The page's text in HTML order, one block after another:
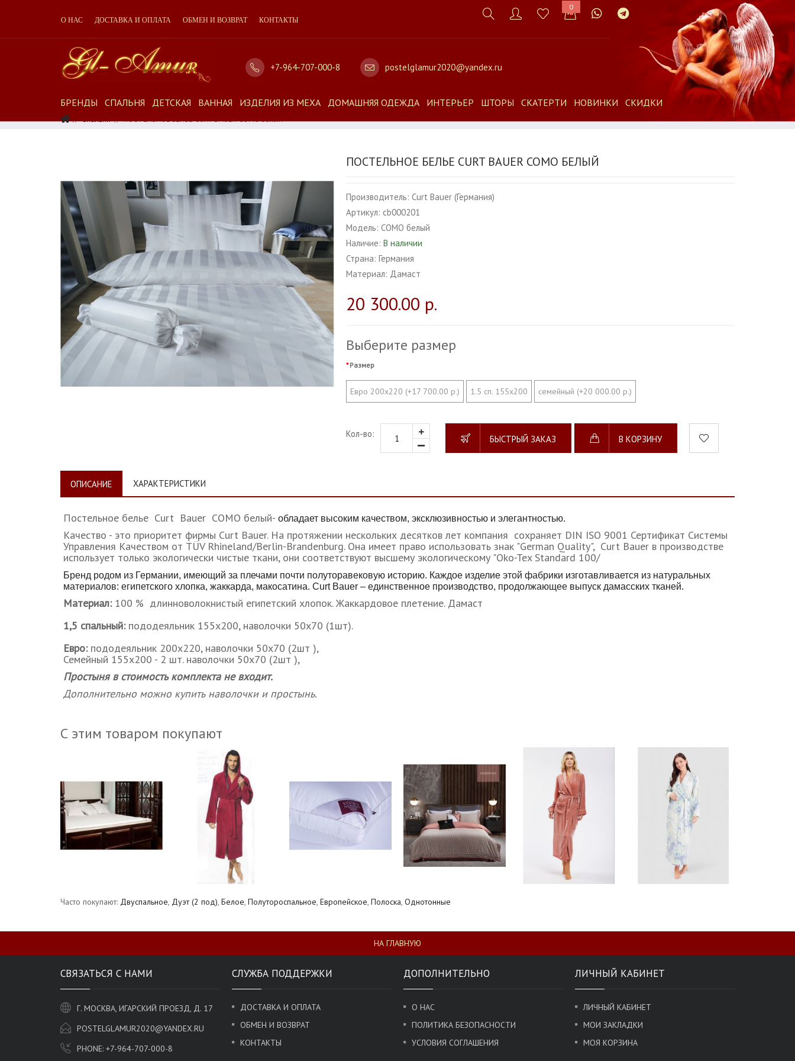
0
О НАС ДОСТАВКА И ОПЛАТА ОБМЕН И ВОЗВРАТ КОНТАКТЫ
+7-964-707-000-8 postelglamur2020@yandex.ru
БРЕНДЫ СПАЛЬНЯ ДЕТСКАЯ ВАННАЯ ИЗДЕЛИЯ ИЗ МЕХА ДОМАШНЯЯ ОДЕЖДА ИНТЕРЬЕР ШТОРЫ СКАТЕРТИ НОВИНКИ СКИДКИ
Спальня ПОСТЕЛЬНОЕ БЕЛЬЕ CURT BAUER COMO Белый
ПОСТЕЛЬНОЕ БЕЛЬЕ CURT BAUER COMO БЕЛЫЙ
Производитель: Curt Bauer (Германия)
Артикул: cb000201
Модель: COMO белый
Наличие: В наличии
Страна: Германия
Материал: Дамаст
20 300.00 р.
Выберите размер
Размер
Евро 200х220 (+17 700.00 р.) 1.5 сп. 155х200 семейный (+20 000.00 р.)
Кол-во: БЫСТРЫЙ ЗАКАЗ В КОРЗИНУ
ОПИСАНИЕ ХАРАКТЕРИСТИКИ
Постельное белье Curt Bauer COMO белый- обладает высоким качеством, эксклюзивностью и элегантностью.
Качество - это приоритет фирмы Curt Bauer. На протяжении нескольких десятков лет компания сохраняет DIN ISO 9001 Сертификат Системы
Управления Качеством от TÜV Rhineland/Berlin-Brandenburg. Она имеет право использовать знак "German Quality", Curt Bauer в производстве
использует только экологически чистые ткани, они соответствуют высшему экологическому "Oko-Tex Standard 100/
Бренд родом из Германии, имеющий за плечами почти полуторавековую историю. Каждое изделие этой фабрики изготавливается из натуральных
материалов: египетского хлопка, жаккарда, макосатина. Curt Bauer – единственное производство, продолжающее выпуск дамасских тканей.
Материал:100 % длинноволокнистый египетский хлопок. Жаккардовое плетение. Дамаст
1,5 спальный:пододеяльник 155х200, наволочки 50х70 (1шт).
Евро:пододеяльник 200х220, наволочки 50х70 (2шт ),
Семейный 155х200 - 2 шт. наволочки 50х70 (2шт ),
Простыня в стоимость комплекта не входит.
Дополнительно можно купить наволочки и простынь.
С этим товаром покупают
Часто покупают: Двуспальное, Дуэт (2 под), Белое, Полутороспальное, Европейское, Полоска, Однотонные
НА ГЛАВНУЮ
СВЯЗАТЬСЯ С НАМИ
Г. МОСКВА, ИГАРСКИЙ ПРОЕЗД, Д. 17
POSTELGLAMUR2020@YANDEX.RU
PHONE: +7-964-707-000-8
СЛУЖБА ПОДДЕРЖКИ
ДОСТАВКА И ОПЛАТА
ОБМЕН И ВОЗВРАТ
КОНТАКТЫ
ДОПОЛНИТЕЛЬНО
О НАС
ПОЛИТИКА БЕЗОПАСНОСТИ
УСЛОВИЯ СОГЛАШЕНИЯ
ЛИЧНЫЙ КАБИНЕТ
ЛИЧНЫЙ КАБИНЕТ
МОИ ЗАКЛАДКИ
МОЯ КОРЗИНА